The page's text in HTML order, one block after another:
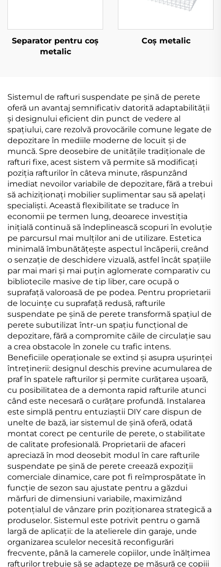
Separator pentru coș
metalic
Coș metalic
Sistemul de rafturi suspendate pe șină de perete
oferă un avantaj semnificativ datorită adaptabilității
și designului eficient din punct de vedere al
spațiului, care rezolvă provocările comune legate de
depozitare în mediile moderne de locuit și de
muncă. Spre deosebire de unitățile tradiționale de
rafturi fixe, acest sistem vă permite să modificați
poziția rafturilor în câteva minute, răspunzând
imediat nevoilor variabile de depozitare, fără a trebui
să achiziționați mobilier suplimentar sau să apelați
specialiști. Această flexibilitate se traduce în
economii pe termen lung, deoarece investiția
inițială continuă să îndeplinească scopuri în evoluție
pe parcursul mai mulților ani de utilizare. Estetica
minimală îmbunătățește aspectul încăperii, creând
o senzație de deschidere vizuală, astfel încât spațiile
par mai mari și mai puțin aglomerate comparativ cu
bibliotecile masive de tip liber, care ocupă o
suprafață valoroasă de pe podea. Pentru proprietarii
de locuințe cu suprafață redusă, rafturile
suspendate pe șină de perete transformă spațiul de
perete subutilizat într-un spațiu funcțional de
depozitare, fără a compromite căile de circulație sau
a crea obstacole în zonele cu trafic intens.
Beneficiile operaționale se extind și asupra ușurinței
întreținerii: designul deschis previne acumularea de
praf în spatele rafturilor și permite curățarea ușoară,
cu posibilitatea de a demonta rapid rafturile atunci
când este necesară o curățare profundă. Instalarea
este simplă pentru entuziaștii DIY care dispun de
unelte de bază, iar sistemul de șină oferă, odată
montat corect pe centurile de perete, o stabilitate
de calitate profesională. Proprietarii de afaceri
apreciază în mod deosebit modul în care rafturile
suspendate pe șină de perete creează expoziții
comerciale dinamice, care pot fi reîmprospătate în
funcție de sezon sau ajustate pentru a găzdui
mărfuri de dimensiuni variabile, maximizând
potențialul de vânzare prin poziționarea strategică a
produselor. Sistemul este potrivit pentru o gamă
largă de aplicații: de la atelierele din garaje, unde
organizarea sculelor necesită reconfigurări
frecvente, până la camerele copiilor, unde înălțimea
rafturilor trebuie să se adapteze pe măsură ce copiii